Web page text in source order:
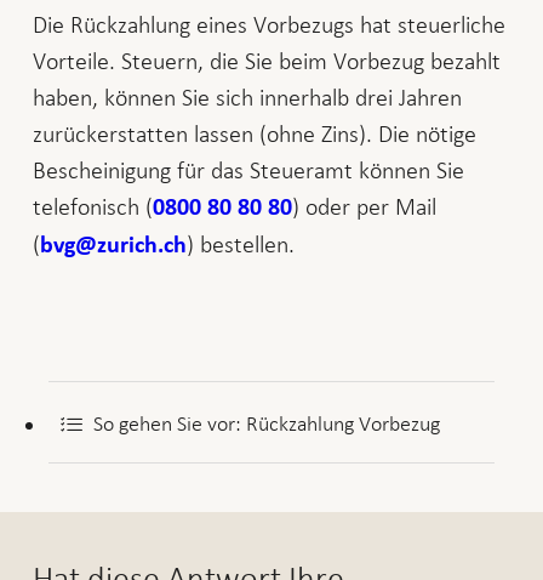
Die Rückzahlung eines Vorbezugs hat steuerliche
Vorteile. Steuern, die Sie beim Vorbezug bezahlt
haben, können Sie sich innerhalb drei Jahren
zurückerstatten lassen (ohne Zins). Die nötige
Bescheinigung für das Steueramt können Sie
telefonisch (0800 80 80 80) oder per Mail
( bvg@zurich.ch) bestellen.
So gehen Sie vor: Rückzahlung Vorbezug